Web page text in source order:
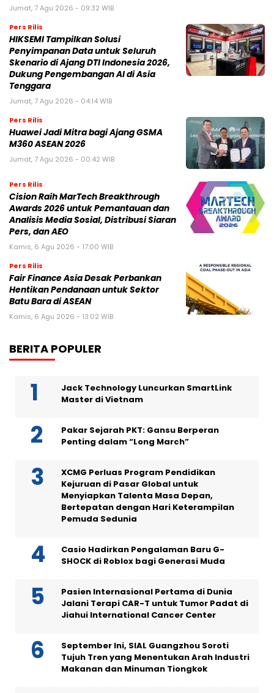
Jumat, 7 Agu 2026 - 09:32 WIB
Pers Rilis
HIKSEMI Tampilkan Solusi
Penyimpanan Data untuk Seluruh
Skenario di Ajang DTI Indonesia 2026,
Dukung Pengembangan AI di Asia
Tenggara
Jumat, 7 Agu 2026 - 04:14 WIB
Pers Rilis
Huawei Jadi Mitra bagi Ajang GSMA
M360 ASEAN 2026
Jumat, 7 Agu 2026 - 00:42 WIB
Pers Rilis
Cision Raih MarTech Breakthrough
Awards 2026 untuk Pemantauan dan
Analisis Media Sosial, Distribusi Siaran
Pers, dan AEO
Kamis, 6 Agu 2026 - 17:00 WIB
Pers Rilis
Fair Finance Asia Desak Perbankan
Hentikan Pendanaan untuk Sektor
Batu Bara di ASEAN
Kamis, 6 Agu 2026 - 13:02 WIB
BERITA POPULER
Jack Technology Luncurkan SmartLink
Master di Vietnam
Pakar Sejarah PKT: Gansu Berperan
Penting dalam “Long March”
XCMG Perluas Program Pendidikan
Kejuruan di Pasar Global untuk
Menyiapkan Talenta Masa Depan,
Bertepatan dengan Hari Keterampilan
Pemuda Sedunia
Casio Hadirkan Pengalaman Baru G-
SHOCK di Roblox bagi Generasi Muda
Pasien Internasional Pertama di Dunia
Jalani Terapi CAR-T untuk Tumor Padat di
Jiahui International Cancer Center
September Ini, SIAL Guangzhou Soroti
Tujuh Tren yang Menentukan Arah Industri
Makanan dan Minuman Tiongkok